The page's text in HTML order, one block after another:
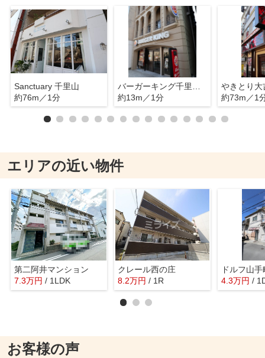
Sanctuary 千里山
約76m／1分
約13m／1分
約73m／1
エリアの近い物件
第二阿井マンション
7.3万円 / 1LDK
クレール西の庄
8.2万円 / 1R
ドルフ山手
4.3万円 /
お客様の声